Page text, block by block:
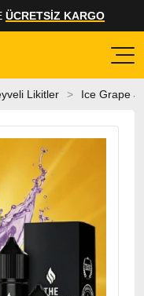
ÜCRETSİZ KARGO
Likitler Ice Grape